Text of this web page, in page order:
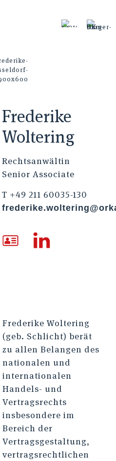
Frederike
Woltering
Rechtsanwältin
Senior Associate
T +49 211 60035-130
Frederike Woltering
(geb. Schlicht) berät
zu allen Belangen des
nationalen und
internationalen
Handels- und
Vertragsrechts
insbesondere im
Bereich der
Vertragsgestaltung,
vertragsrechtlichen